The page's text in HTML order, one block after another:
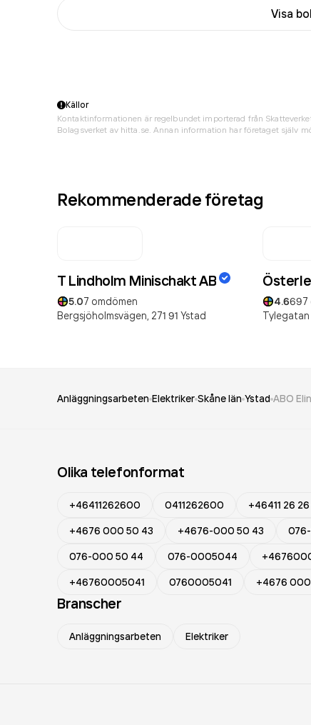
Visa
Källor
Kontaktinformationen är regelbundet importerad från
Bolagsverket av hitta.se. Annan information har företaget själv
Rekommenderade företag
T Lindholm Minischakt AB
5.07 omdömen
Bergsjöholmsvägen, 271 91 Ystad
4.6697
Tylegatan
Anläggningsarbeten Elektriker Skåne län Ystad ABO
Olika telefonformat
+46411262600 0411262600 +46411 26
+4676 000 50 43
+4676-000 50 43
076-000 50 44
076-0005044
+46760005041
0760005041 +4676 000
Branscher
Anläggningsarbeten Elektriker